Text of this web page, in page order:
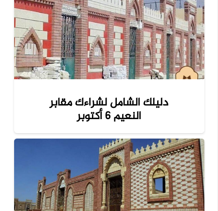
دليلك الشامل لشراءك مقابر
النعيم 6 أكتوبر